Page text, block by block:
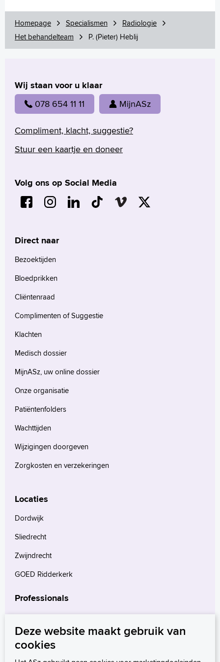
R.K. (Remmert) Storm
P.H.M. (Pieter) van der Valk
S.R. (Stephan) Koene
Contrastmiddelen en medicatie
Is röntgenstraling gevaarlijk voor mij?
Zwangerschap
Wachttijden
Homepage
Praktische informatie
Specialismen
Tekstgrootte A
English
Français
Homepage Specialismen
Radiologie
Het behandelteam
P. (Pieter) Heblij
Wij staan voor u klaar
078 654 11 11 MijnASz
Compliment, klacht, suggestie?
Stuur een kaartje en doneer
Volg ons op Social Media
Direct naar
Bezoektijden
Bloedprikken
Cliëntenraad
Complimenten of Suggestie
Klachten
Medisch dossier
MijnASz, uw online dossier
Onze organisatie
Patiëntenfolders
Wachttijden
Wijzigingen doorgeven
Zorgkosten en verzekeringen
Locaties
Dordwijk
Sliedrecht
Zwijndrecht
GOED Ridderkerk
Professionals
Verwijzers
Wetenschappelijk onderzoek
Deze website maakt gebruik van
cookies